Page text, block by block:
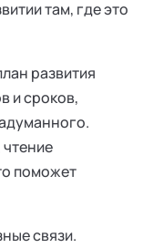
там, где это
развития
и сроков,
поможет
связи.